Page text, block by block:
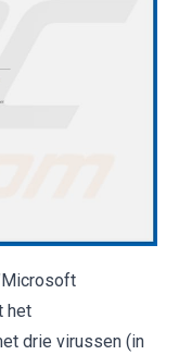
het
drie virussen (in